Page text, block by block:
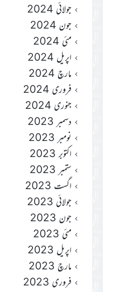
جولائی 2024
جون 2024
مئی 2024
اپریل 2024
مارچ 2024
فروری 2024
جنوری 2024
دسمبر 2023
نومبر 2023
اکتوبر 2023
ستمبر 2023
اگست 2023
جولائی 2023
جون 2023
مئی 2023
اپریل 2023
مارچ 2023
فروری 2023